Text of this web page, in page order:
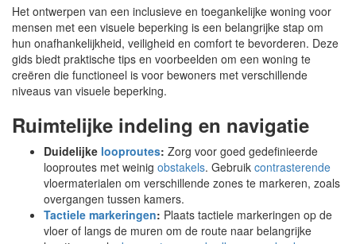
Het ontwerpen van een inclusieve en toegankelijke woning voor
mensen met een visuele beperking is een belangrijke stap om
hun onafhankelijkheid, veiligheid en comfort te bevorderen. Deze
gids biedt praktische tips en voorbeelden om een woning te
creëren die functioneel is voor bewoners met verschillende
niveaus van visuele beperking.
Ruimtelijke indeling en navigatie
Duidelijke looproutes: Zorg voor goed gedefinieerde
looproutes met weinig obstakels. Gebruik contrasterende
vloermaterialen om verschillende zones te markeren, zoals
overgangen tussen kamers.
Tactiele markeringen: Plaats tactiele markeringen op de
vloer of langs de muren om de route naar belangrijke